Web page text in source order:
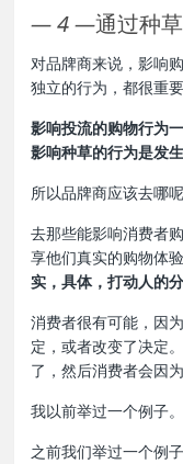
—4—通过种
对品牌商来说，影响
独立的行为，都很重要
影响投流的购物行为
影响种草的行为是发生
所以品牌商应该去哪
去那些能影响消费者
享他们真实的购物体
实，具体，打动人的
消费者很有可能，因
定，或者改变了决定
了，然后消费者会因
我以前举过一个例子。
之前我们举过一个例